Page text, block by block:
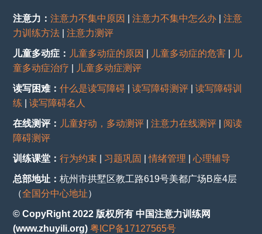
注意力：注意力不集中原因 |注意力不集中怎么办 |注意
力训练方法 |注意力测评
儿童多动症： 儿童多动症的原因 儿童多动症的危害
儿
童多动症治疗
儿童多动症测评
读写困难：什么是读写障碍 |读写障碍测评 |读写障碍训
练 |读写障碍名人
在线测评： 儿童好动，多动测评 |注意力在线测评
阅读
障碍测评
训练课堂：行为约束 习题巩固 |情绪管理 |心理辅导
总部地址：杭州市拱墅区教工路619号美都广场B座4层
（全国分中心地址）
© CopyRight 2022 版权所有 中国注意力训练网
(www.zhuyili.org) 粤ICP备17127565号